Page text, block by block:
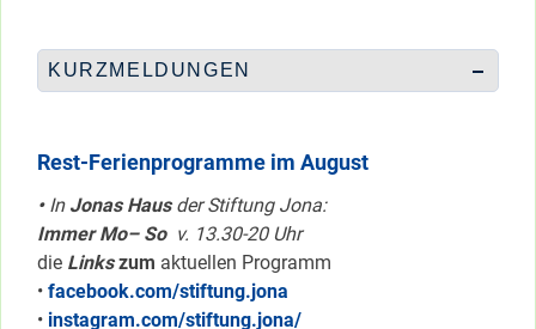
KURZMELDUNGEN
Rest-Ferienprogramme im August
•InJonas Hausder Stiftung Jona:
Immer Mo– So v. 13.30-20 Uhr
die Linkszum aktuellen Programm
• facebook.com/stiftung.jona
• instagram.com/stiftung.jona/